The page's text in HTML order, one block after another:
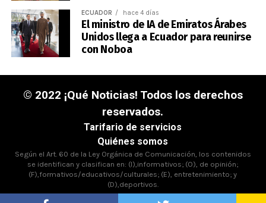
ECUADOR hace 4 días
El ministro de IA de Emiratos Árabes
Unidos llega a Ecuador para reunirse
con Noboa
© 2022 ¡Qué Noticias! Todos los derechos
reservados.
Tarifario de servicios
Quiénes somos
Según el Art. 60 de la Ley Orgánica de Comunicación, los contenidos
se identifican y clasifican en: (I),informativos; (O), de opinión;
(F),formativos/educativos/culturales; (E), entretenimiento; y
(D),deportivos.